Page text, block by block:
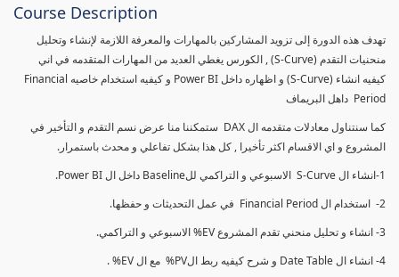
Course Description
تهدف هذه الدورة إلى تزويد المشاركين بالمهارات والمعرفة اللازمة لإنشاء وتحليل
منحنيات التقدم (S-Curve) , الكورس يغطي العديد من المهارات المتقدمه في اني
كيفيه انشاء (S-Curve) و اظهاره داخل Power BI و كيفيه استخدام خاصيه Financial
Period داهل البريماف
كما سنتناول معادلات متقدمه ال DAX ستمكننا منا عرض نسم التقدم و التأخير في
المشروع و اي الاقسام اكثر تأخيرا , كل هذا بشكل تفاعلي و محدث باستمرار.
1-انشاء ال S-Curve الاسبوعي و التراكمي للBaseline داخل ال Power BI.
2- استخدام ال Financial Period في عمل التحديثات و حفظها.
3- انشاء و تحليل منحني تقدم المشروع EV% الاسبوعي و التراكمي.
4- انشاء ال Date Table و شرح كيفيه ربط الPV% مع ال EV% .